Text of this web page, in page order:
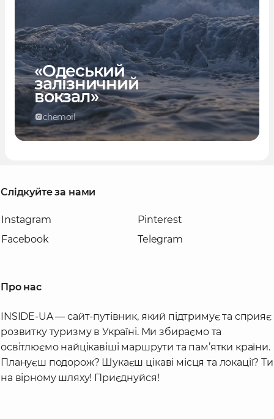
«Одеський
залізничний
вокзал»
chemoil
Слідкуйте за нами
Instagram
Facebook
Pinterest
Telegram
Про нас
INSIDE-UA — сайт-путівник, який підтримує та сприяє
розвитку туризму в Україні. Ми збираємо та
освітлюємо найцікавіші маршрути та пам’ятки країни.
Плануєш подорож? Шукаєш цікаві місця та локації? Ти
на вірному шляху! Приєднуйся!